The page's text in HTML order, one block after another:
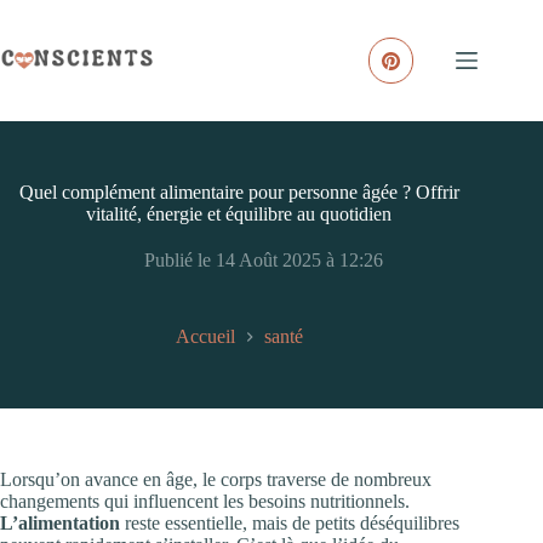
contenu
Quel complément alimentaire pour personne âgée ? Offrir
vitalité, énergie et équilibre au quotidien
Publié le 14 Août 2025 à 12:26
Accueil santé
Lorsqu’on avance en âge, le corps traverse de nombreux
changements qui influencent les besoins nutritionnels.
L’alimentation reste essentielle, mais de petits déséquilibres